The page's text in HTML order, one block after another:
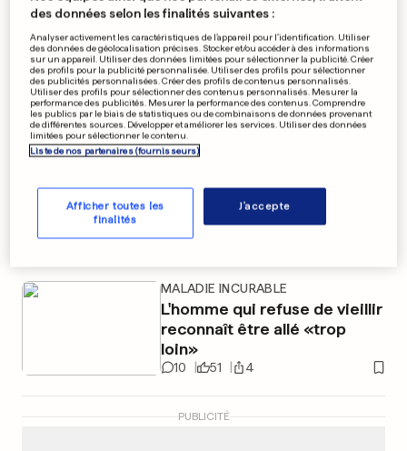
VOYAGE
Mer, montagne et vues à
couper le souffle au
Monténégro
28 8
MALADIE INCURABLE
L'homme qui refuse de vieillir
reconnaît être allé «trop
loin»
10 51 4
PUBLICITÉ
des données selon les finalités suivantes :
Analyser activement les caractéristiques de l’appareil pour l’identification. Utiliser
des données de géolocalisation précises. Stocker et/ou accéder à des informations
sur un appareil. Utiliser des données limitées pour sélectionner la publicité. Créer
des profils pour la publicité personnalisée. Utiliser des profils pour sélectionner
des publicités personnalisées. Créer des profils de contenus personnalisés.
Utiliser des profils pour sélectionner des contenus personnalisés. Mesurer la
performance des publicités. Mesurer la performance des contenus. Comprendre
les publics par le biais de statistiques ou de combinaisons de données provenant
de différentes sources. Développer et améliorer les services. Utiliser des données
limitées pour sélectionner le contenu.
Liste de nos partenaires (fournisseurs)
Afficher toutes les
finalités
J'accepte